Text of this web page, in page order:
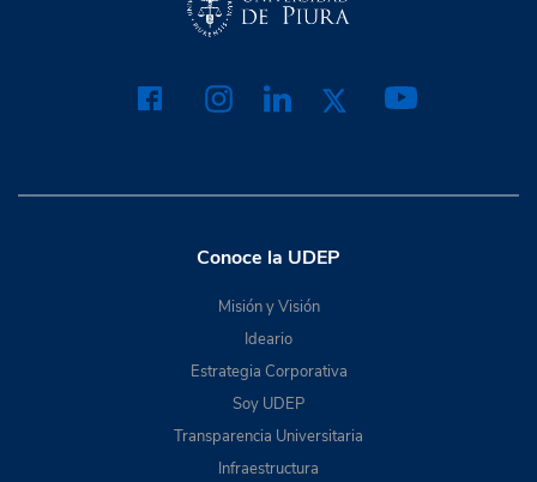
Conoce la UDEP
Misión y Visión
Ideario
Estrategia Corporativa
Soy UDEP
Transparencia Universitaria
Infraestructura